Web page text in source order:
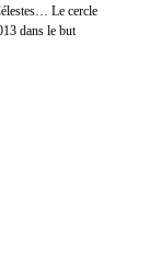
Le cercle
dans le but